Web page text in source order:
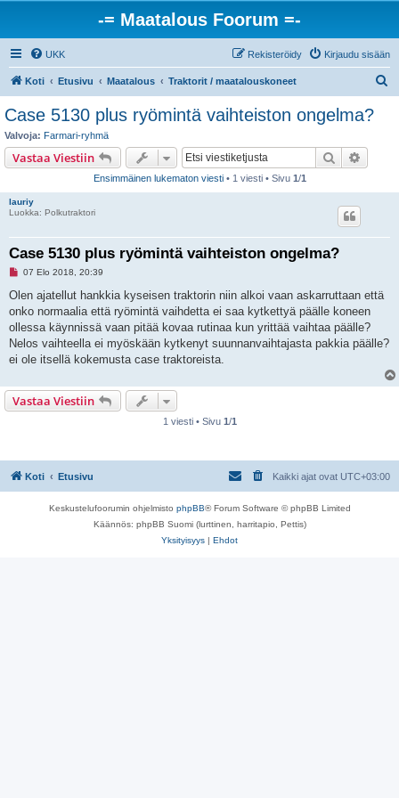
-= Maatalous Foorum =-
UKK Kirjaudu sisään
Rekisteröidy
Koti Etusivu Maatalous Traktorit / maatalouskoneet
Case 5130 plus ryömintä vaihteiston ongelma?
Valvoja: Farmari-ryhmä
Vastaa Viestiin Etsi
Ensimmäinen lukematon viesti• 1 viesti • Sivu 1/1
lauriy
Luokka: Polkutraktori
Case 5130 plus ryömintä vaihteiston ongelma?
L
k
m
a
o
n
e
s
t
07 Elo 2018, 20:39
Olen ajatellut hankkia kyseisen traktorin niin alkoi vaan askarruttaan että
onko normaalia että ryömintä vaihdetta ei saa kytkettyä päälle koneen
ollessa käynnissä vaan pitää kovaa rutinaa kun yrittää vaihtaa päälle?
Nelos vaihteella ei myöskään kytkenyt suunnanvaihtajasta pakkia päälle?
ei ole itsellä kokemusta case traktoreista.
Vastaa Viestiin
1 viesti • Sivu 1/1
Koti Etusivu Kaikki ajat ovat UTC+03:00
Keskustelufoorumin ohjelmisto phpBB® Forum Software © phpBB Limited
Käännös: phpBB Suomi (lurttinen, harritapio, Pettis)
Yksityisyys | Ehdot